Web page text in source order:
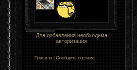
Для добавления необходима
авторизация
Правила| Сообщить о спаме